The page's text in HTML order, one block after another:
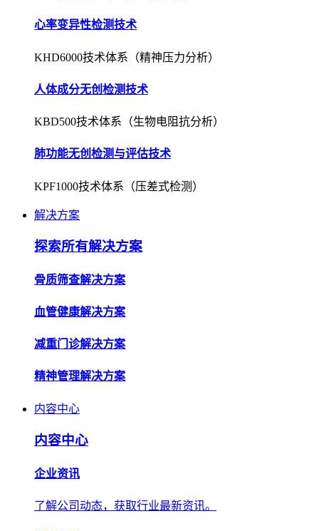
心率变异性检测技术
KHD6000技术体系（精神压力分析）
人体成分无创检测技术
KBD500技术体系（生物电阻抗分析）
肺功能无创检测与评估技术
KPF1000技术体系（压差式检测）
解决方案
探索所有解决方案
骨质筛查解决方案
血管健康解决方案
减重门诊解决方案
精神管理解决方案
内容中心
内容中心
企业资讯
了解公司动态，获取行业最新资讯。